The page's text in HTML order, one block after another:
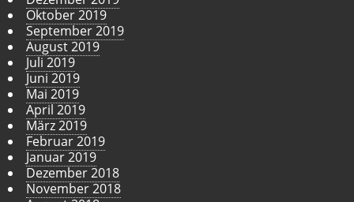
Oktober 2019
September 2019
August 2019
Juli 2019
Juni 2019
Mai 2019
April 2019
März 2019
Februar 2019
Januar 2019
Dezember 2018
November 2018